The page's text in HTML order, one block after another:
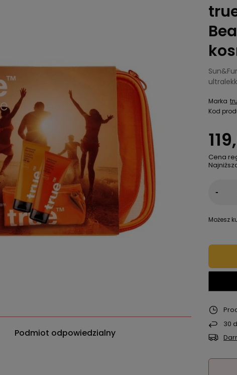
Podmiot odpowiedzialny
Marka
Kod
Cena
-
Możesz
30